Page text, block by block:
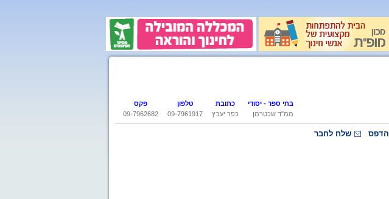
בתי ספר - יסודי כתובת טלפון
פקס
ממ"ד שכטרמן
כפר יעבץ 09-7961917
09-7962682
הדפס שלח לחבר